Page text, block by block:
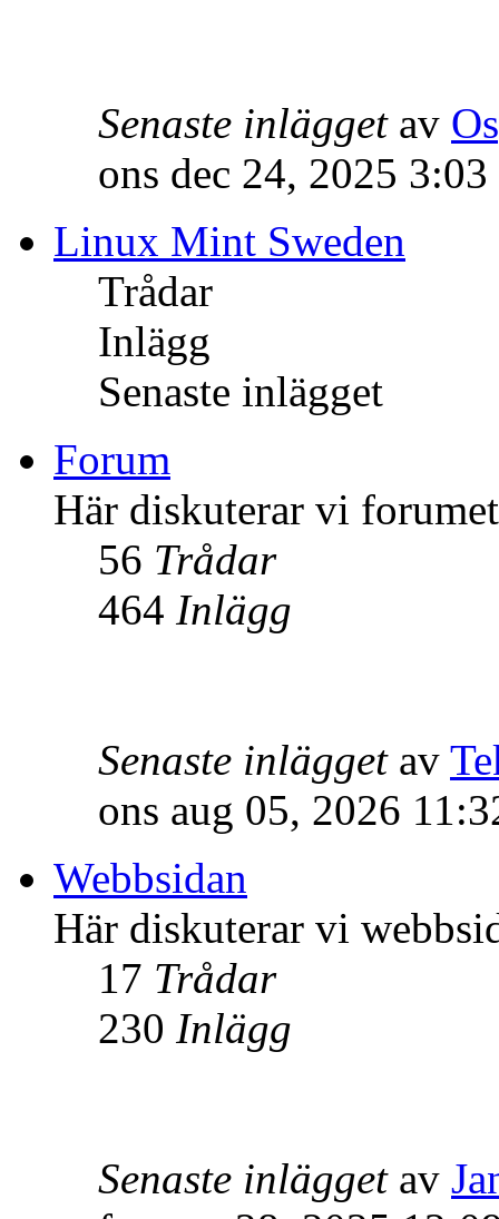
Senaste inläggetav
ons dec 24, 2025
Linux Mint Sweden
Trådar
Inlägg
Senaste inlägget
Forum
Här diskuterar vi
56 Trådar
464 Inlägg
Senaste inläggetav
ons aug 05, 2026
Webbsidan
Här diskuterar vi
17 Trådar
230 Inlägg
Senaste inläggetav